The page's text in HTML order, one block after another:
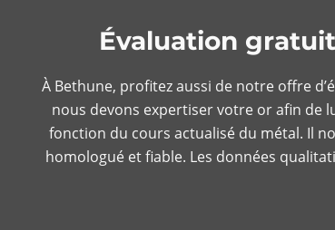
Évaluation
À Bethune, profitez aussi de notre offre
nous devons expertiser votre or afin de
fonction du cours actualisé du métal. Il
homologué et fiable. Les données